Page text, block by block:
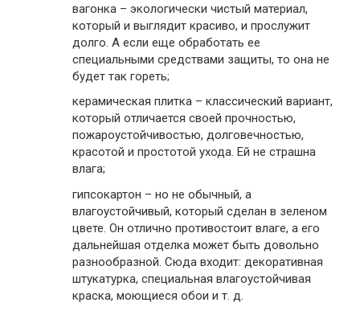
вагонка – экологически чистый материал,
который и выглядит красиво, и прослужит
долго. А если еще обработать ее
специальными средствами защиты, то она не
будет так гореть;
керамическая плитка – классический вариант,
который отличается своей прочностью,
пожароустойчивостью, долговечностью,
красотой и простотой ухода. Ей не страшна
влага;
гипсокартон – но не обычный, а
влагоустойчивый, который сделан в зеленом
цвете. Он отлично противостоит влаге, а его
дальнейшая отделка может быть довольно
разнообразной. Сюда входит: декоративная
штукатурка, специальная влагоустойчивая
краска, моющиеся обои и т. д.